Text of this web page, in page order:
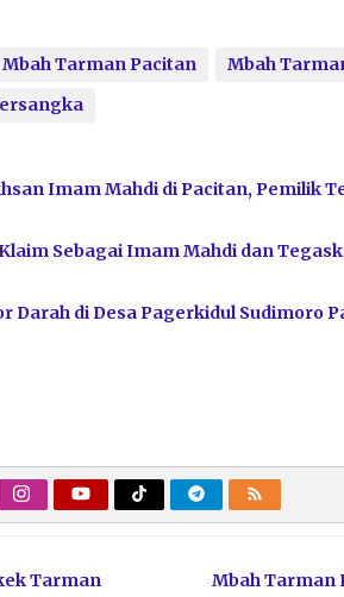
Mbah Tarman Pacitan Mbah
Imam Mahdi di Pacitan, Pemilik
Sebagai Imam Mahdi dan
Darah di Desa Pagerkidul Sudimoro
Tarman
Mbah Tarman